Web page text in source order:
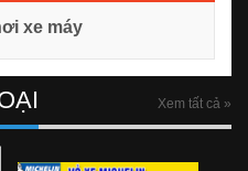
xe máy
Xem tất cả »